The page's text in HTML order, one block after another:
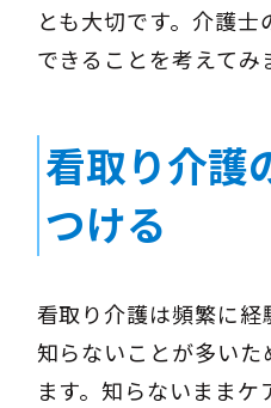
とも大切です。介護
できることを考えてみ
看取り介護
つける
看取り介護は頻繁に経
知らないことが多い
ます。知らないまま